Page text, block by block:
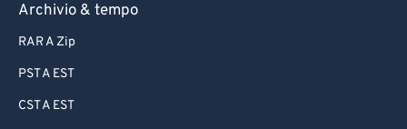
Archivio & tempo
RAR A Zip
PST A EST
CST A EST